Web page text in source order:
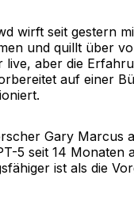
wirft seit gestern
und quillt über
live, aber die
auf einer
Gary Marcus
5 seit 14
ist als die